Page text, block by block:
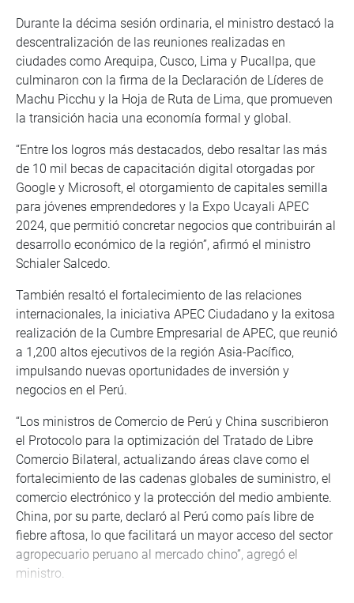
Durante la décima sesión ordinaria, el ministro destacó la
descentralización de las reuniones realizadas en
ciudades como Arequipa, Cusco, Lima y Pucallpa, que
culminaron con la firma de la Declaración de Líderes de
Machu Picchu y la Hoja de Ruta de Lima, que promueven
la transición hacia una economía formal y global.
“Entre los logros más destacados, debo resaltar las más
de 10 mil becas de capacitación digital otorgadas por
Google y Microsoft, el otorgamiento de capitales semilla
para jóvenes emprendedores y la Expo Ucayali APEC
2024, que permitió concretar negocios que contribuirán al
desarrollo económico de la región”, afirmó el ministro
Schialer Salcedo.
También resaltó el fortalecimiento de las relaciones
internacionales, la iniciativa APEC Ciudadano y la exitosa
realización de la Cumbre Empresarial de APEC, que reunió
a 1,200 altos ejecutivos de la región Asia-Pacífico,
impulsando nuevas oportunidades de inversión y
negocios en el Perú.
“Los ministros de Comercio de Perú y China suscribieron
el Protocolo para la optimización del Tratado de Libre
Comercio Bilateral, actualizando áreas clave como el
fortalecimiento de las cadenas globales de suministro, el
comercio electrónico y la protección del medio ambiente.
China, por su parte, declaró al Perú como país libre de
fiebre aftosa, lo que facilitará un mayor acceso del sector
agropecuario peruano al mercado chino”, agregó el
ministro.